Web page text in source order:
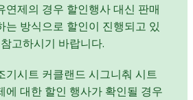
연제의 경우 할인행사 대신 판매
는 방식으로 할인이 진행되고 있
고하시기 바랍니다.
기시트 커클랜드 시그니춰 시트
에 대한 할인 행사가 확인될 경우